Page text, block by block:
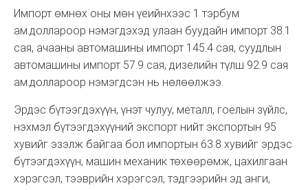
Импорт өмнөх оны мөн үеийнхээс 1 тэрбум
ам.доллароор нэмэгдэхэд улаан буудайн импорт 38.1
сая, ачааны автомашины импорт 145.4 сая, суудлын
автомашины импорт 57.9 сая, дизелийн түлш 92.9 сая
ам.доллароор нэмэгдсэн нь нөлөөлжээ.
Эрдэс бүтээгдэхүүн, үнэт чулуу, металл, гоёлын зүйлс,
нэхмэл бүтээгдэхүүний экспорт нийт экспортын 95
хувийг эзэлж байгаа бол импортын 63.8 хувийг эрдэс
бүтээгдэхүүн, машин механик төхөөрөмж, цахилгаан
хэрэгсэл, тээврийн хэрэгсэл, тэдгээрийн эд анги,